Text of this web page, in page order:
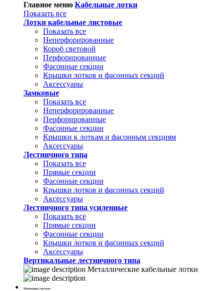
Главное меню Кабельные лотки
Показать все
Лотки кабельные листовые
Показать все
Неперфорированные
Короб световой
Перфорированные
Фасонные секции
Крышки лотков и фасонных секций
Аксессуары
Замковые
Показать все
Неперфорированные
Перфорированные
Фасонные секции
Крышки к лоткам и фасонным секциям
Аксессуары
Лестничного типа
Показать все
Прямые секции
Фасонные секции
Крышки лотков и фасонных секций
Аксессуары
Лестничного типа усиленные
Показать все
Прямые секции
Фасонные секции
Крышки лотков и фасонных секций
Аксессуары
Вертикальные лестничного типа
Металлические кабельные лотки
Монтажная система